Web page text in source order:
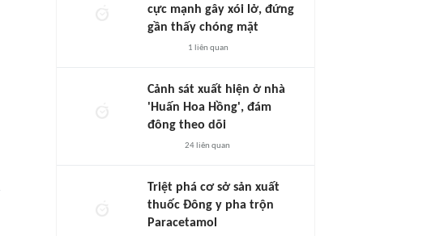
cực mạnh gây xói lở, đứng
gần thấy chóng mặt
1 liên quan
Cảnh sát xuất hiện ở nhà
'Huấn Hoa Hồng', đám
đông theo dõi
24liên quan
Triệt phá cơ sở sản xuất
thuốc Đông y pha trộn
Paracetamol